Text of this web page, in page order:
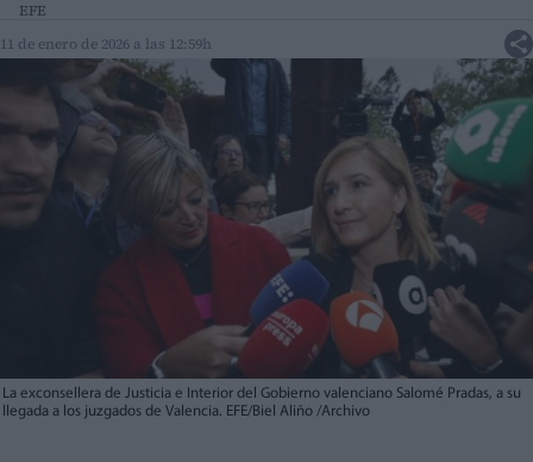
EFE
11 de enero de 2026 a las 12:59h
La exconsellera de Justicia e Interior del Gobierno valenciano Salomé Pradas, a su
llegada a los juzgados de Valencia. EFE/Biel Aliño /Archivo